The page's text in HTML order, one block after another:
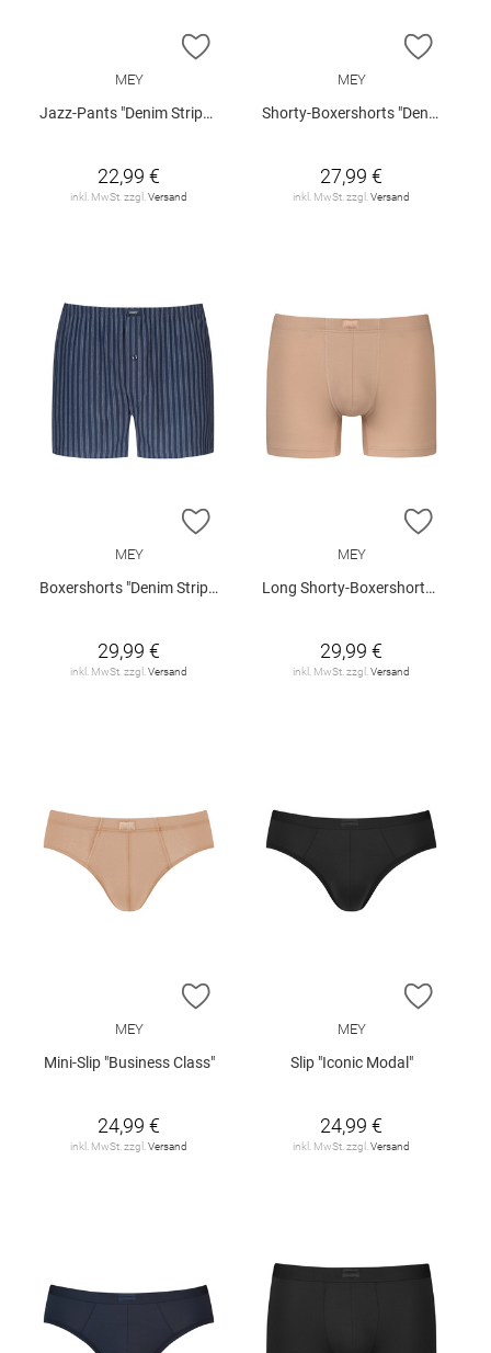
ZUR WUNSCHLISTE HINZUFÜGEN
MEY
Jazz-Pants "Denim Stripes"
22,99 €
inkl. MwSt. zzgl.Versand
ZUR
MEY
Shorty-Boxershorts "Denim Stripes"
27,99 €
inkl. MwSt. zzgl.Versand
ZUR WUNSCHLISTE HINZUFÜGEN
MEY
Boxershorts "Denim Stripes"
29,99 €
inkl. MwSt. zzgl.Versand
ZUR
MEY
Long Shorty-Boxershorts "Business Class"
29,99 €
inkl. MwSt. zzgl.Versand
ZUR WUNSCHLISTE HINZUFÜGEN
MEY
Mini-Slip "Business Class"
24,99 €
inkl. MwSt. zzgl. Versand
ZUR
MEY
Slip "Iconic Modal"
24,99 €
inkl. MwSt. zzgl. Versand